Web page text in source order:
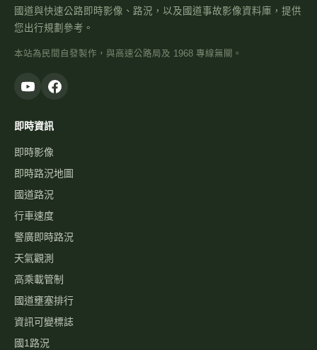
國道與快速公路即時影像、路況，以及國道事故影像資料庫，提供
您出行規劃參考。
本站為民間自發製作，與高速公路局及 1968 專線無關。
即時資訊
即時影像
即時路況地圖
國道路況
行車速度
警廣即時路況
天氣觀測
高乘載管制
國道壅塞排行
資訊可變標誌
國1路況